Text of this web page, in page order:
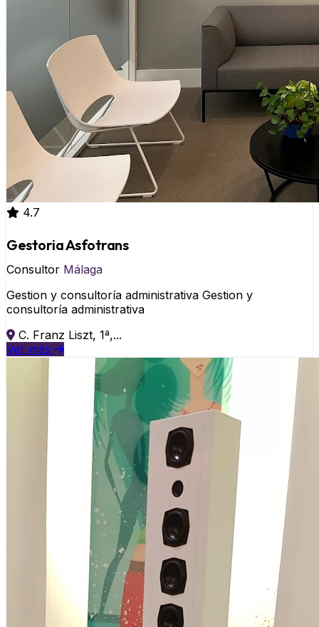
4.7
Gestoria Asfotrans
Consultor Málaga
Gestion y consultoría administrativa Gestion y
consultoría administrativa
C. Franz Liszt, 1ª,...
Ver más